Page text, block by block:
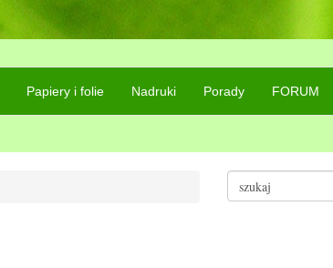
Papiery i folie Nadruki Porady FORUM